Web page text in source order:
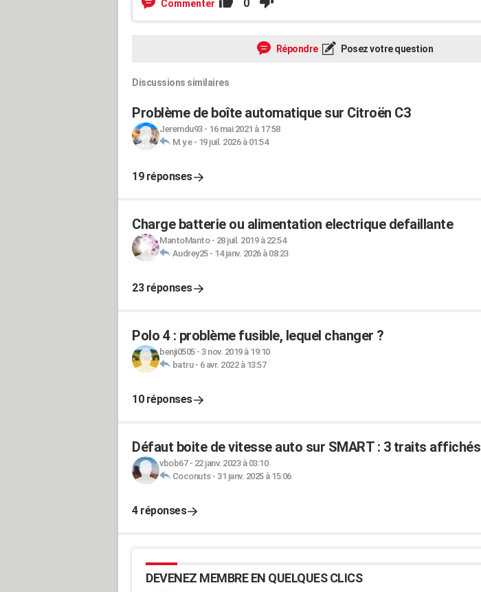
Commenter 0
Répondre Posez votre question
Discussions similaires
Problème de boîte automatique sur Citroën C3
Jeremdu93- 16 mai 2021 à 17:58
M.y.e- 19 juil. 2026 à 01:54
19 réponses
Charge batterie ou alimentation electrique defaillante
MantoManto- 28 juil. 2019 à 22:54
Audrey25- 14 janv. 2026 à 08:23
23 réponses
Polo 4 : problème fusible, lequel changer ?
benji0505- 3 nov. 2019 à 19:10
batru- 6 avr. 2022 à 13:57
10 réponses
Défaut boite de vitesse auto sur SMART : 3 traits affichés
vbob67- 22 janv. 2023 à 03:10
Coconuts- 31 janv. 2025 à 15:06
4 réponses
DEVENEZ MEMBRE EN QUELQUES CLICS